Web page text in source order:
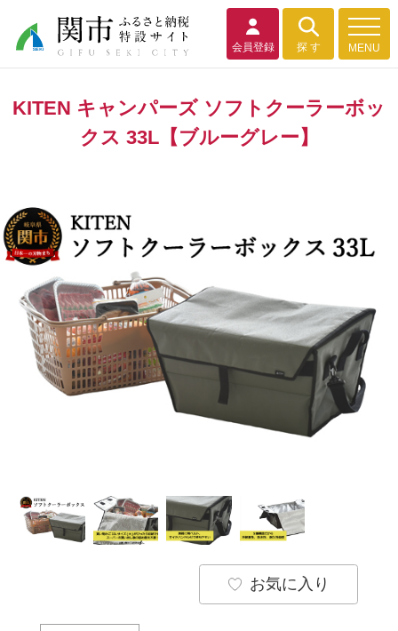
会員登録 探 す MENU
KITEN キャンパーズ ソフトクーラーボッ
クス 33L【ブルーグレー】
お気に入り